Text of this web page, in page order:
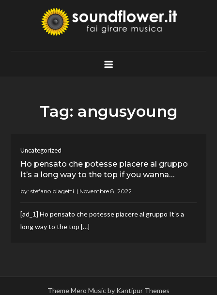
Soundflower.it
Fai Girare Musica
Tag: angusyoung
Uncategorized
Ho pensato che potesse piacere al gruppo
It’s a long way to the top if you wanna…
by:stefano biagetti
[ad_1] Ho pensato che potesse piacere al gruppo It’s a
long way to the top […]
Theme Mero Music by Kantipur Themes